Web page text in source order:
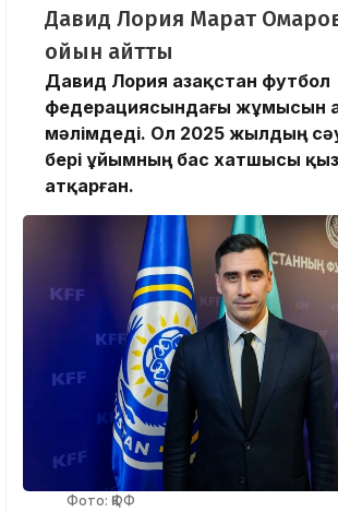
Давид Лория Марат
ойын айтты
Давид Лория Қазақстан футбол
федерациясындағы жұмысын
мәлімдеді. Ол 2025 жылдың
бері ұйымның бас хатшысы
атқарған.
Фото: ҚФФ